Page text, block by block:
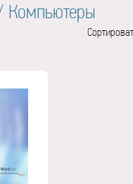
Компьютеры